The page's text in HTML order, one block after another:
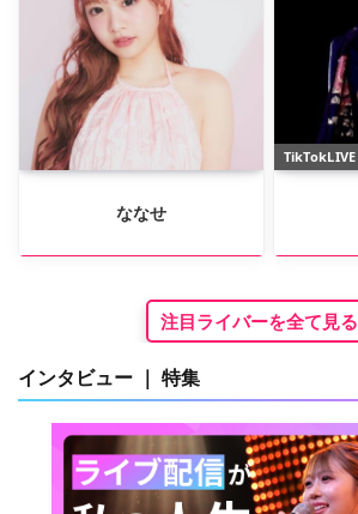
ななせ
TikTokLIVE
注目ライバーを全て見る
インタビュー ｜ 特集